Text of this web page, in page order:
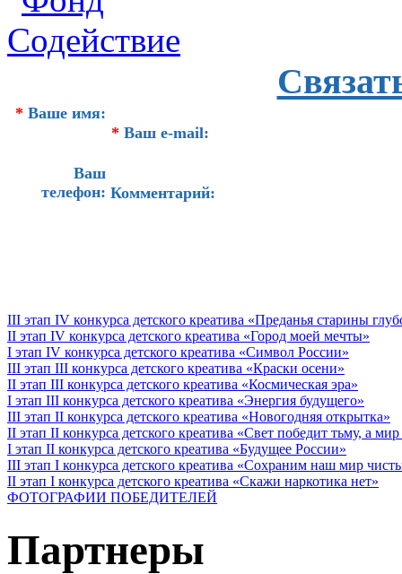
* Ваше имя:
* Ваш e-mail:
Ваш
телефон: Комментарий:
III этап IV конкурса детского креатива «Преданья старины
II этап IV конкурса детского креатива «Город моей мечты»
I этап IV конкурса детского креатива «Символ России»
III этап III конкурса детского креатива «Краски осени»
II этап III конкурса детского креатива «Космическая эра»
I этап III конкурса детского креатива «Энергия будущего»
III этап II конкурса детского креатива «Новогодняя открытка»
II этап II конкурса детского креатива «Свет победит тьму, а
I этап II конкурса детского креатива «Будущее России»
III этап I конкурса детского креатива «Сохраним наш мир
II этап I конкурса детского креатива «Скажи наркотика нет»
ФОТОГРАФИИ ПОБЕДИТЕЛЕЙ
Партнеры